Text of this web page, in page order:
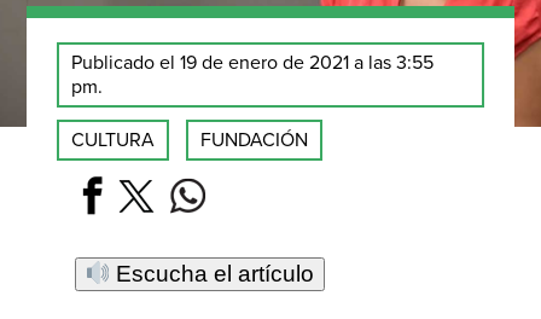
Publicado el 19 de enero de 2021 a las 3:55
pm.
CULTURA FUNDACIÓN
Escucha el artículo